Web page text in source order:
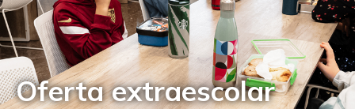
Oferta extraescolar